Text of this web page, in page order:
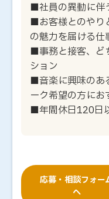
■社員の異動に伴
■お客様とのやり
の魅力を届ける仕
■事務と接客、ど
ション
■音楽に興味のあ
ーク希望の方にお
■年間休日120日
応募・相談フォー
へ